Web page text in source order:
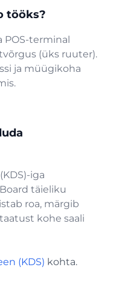
tööks?
POS-terminal
(üks ruuter).
ja müügikoha
iga
täieliku
roa, märgib
kohe saali
(KDS) kohta.